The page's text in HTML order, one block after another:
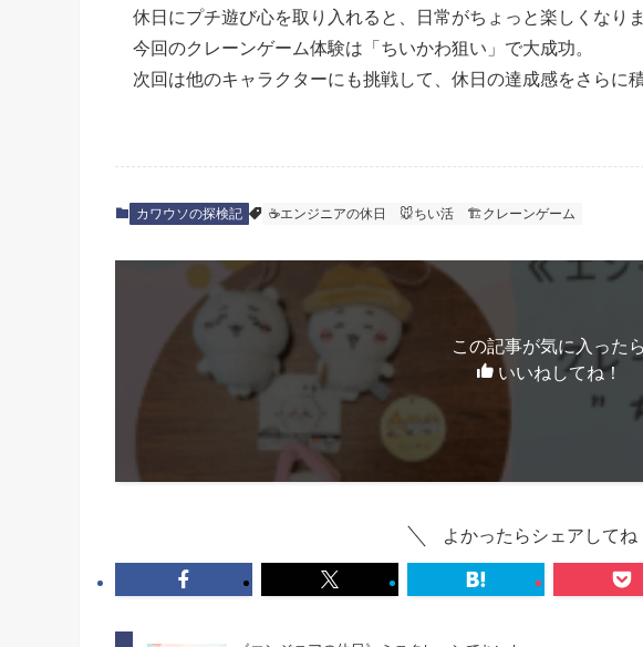
休日にプチ遊び心を取り入れると、日常がちょっと楽しくなり
今回のクレーンゲーム体験は「ちいかわ狙い」で大成功。
次回は他のキャラクターにも挑戦して、休日の達成感をさらに
カワウソの探検記 ☕エンジニアの休日 🐭ちい活 🏗️クレーンゲーム
この記事が気に入ったら
いいねしてね！
よかったらシェアしてね